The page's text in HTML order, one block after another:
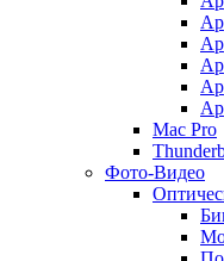
Mac Pro
Фото-Видео